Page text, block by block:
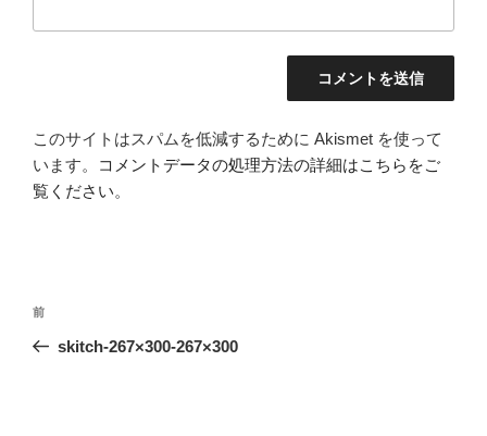
このサイトはスパムを低減するために Akismet を使って
います。
コメントデータの処理方法の詳細はこちらをご
覧ください。
投
ナ
前
の
前
skitch-267×300-267×300